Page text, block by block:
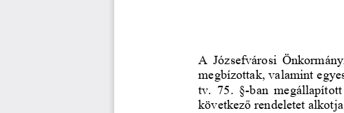
A Józsefvárosi
megbízottak, valamint
tv. 75. §-ban
következő rendeletet